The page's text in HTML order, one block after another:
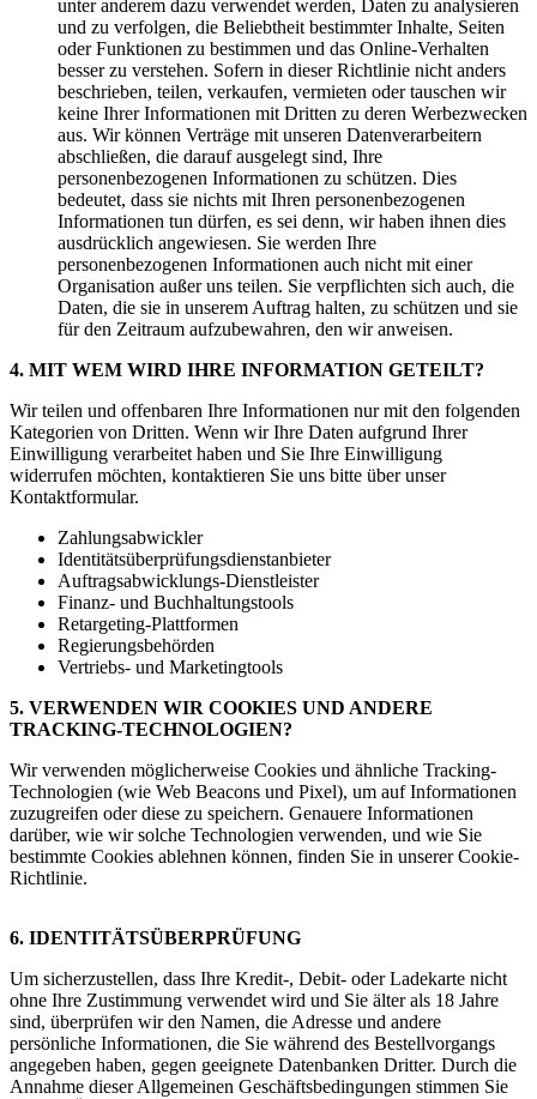
unter anderem dazu verwendet werden, Daten zu analysieren
und zu verfolgen, die Beliebtheit bestimmter Inhalte, Seiten
oder Funktionen zu bestimmen und das Online-Verhalten
besser zu verstehen. Sofern in dieser Richtlinie nicht anders
beschrieben, teilen, verkaufen, vermieten oder tauschen wir
keine Ihrer Informationen mit Dritten zu deren Werbezwecken
aus. Wir können Verträge mit unseren Datenverarbeitern
abschließen, die darauf ausgelegt sind, Ihre
personenbezogenen Informationen zu schützen. Dies
bedeutet, dass sie nichts mit Ihren personenbezogenen
Informationen tun dürfen, es sei denn, wir haben ihnen dies
ausdrücklich angewiesen. Sie werden Ihre
personenbezogenen Informationen auch nicht mit einer
Organisation außer uns teilen. Sie verpflichten sich auch, die
Daten, die sie in unserem Auftrag halten, zu schützen und sie
für den Zeitraum aufzubewahren, den wir anweisen.
4. MIT WEM WIRD IHRE INFORMATION GETEILT?
Wir teilen und offenbaren Ihre Informationen nur mit den folgenden
Kategorien von Dritten. Wenn wir Ihre Daten aufgrund Ihrer
Einwilligung verarbeitet haben und Sie Ihre Einwilligung
widerrufen möchten, kontaktieren Sie uns bitte über unser
Kontaktformular.
Zahlungsabwickler
Identitätsüberprüfungsdienstanbieter
Auftragsabwicklungs-Dienstleister
Finanz- und Buchhaltungstools
Retargeting-Plattformen
Regierungsbehörden
Vertriebs- und Marketingtools
5. VERWENDEN WIR COOKIES UND ANDERE
TRACKING-TECHNOLOGIEN?
Wir verwenden möglicherweise Cookies und ähnliche Tracking-
Technologien (wie Web Beacons und Pixel), um auf Informationen
zuzugreifen oder diese zu speichern. Genauere Informationen
darüber, wie wir solche Technologien verwenden, und wie Sie
bestimmte Cookies ablehnen können, finden Sie in unserer Cookie-
Richtlinie.
6. IDENTITÄTSÜBERPRÜFUNG
Um sicherzustellen, dass Ihre Kredit-, Debit- oder Ladekarte nicht
ohne Ihre Zustimmung verwendet wird und Sie älter als 18 Jahre
sind, überprüfen wir den Namen, die Adresse und andere
persönliche Informationen, die Sie während des Bestellvorgangs
angegeben haben, gegen geeignete Datenbanken Dritter. Durch die
Annahme dieser Allgemeinen Geschäftsbedingungen stimmen Sie